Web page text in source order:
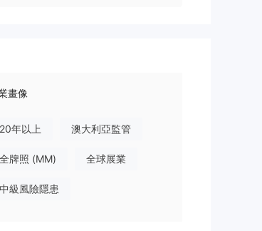
畫像
20年以上 澳大利亞監管
全牌照 (MM) 全球展業
中級風險隱患